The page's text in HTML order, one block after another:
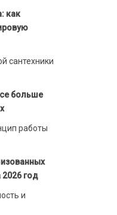
как
сантехники
больше
работы
год
и